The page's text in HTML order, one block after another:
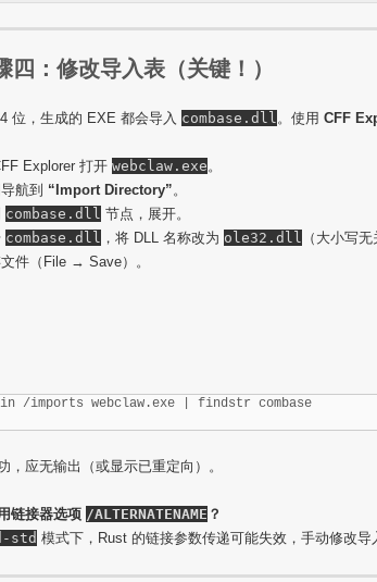
：修改导入表（关键！）
位，生成的 EXE 都会导入 combase.dll。使用 CFF
Explorer 打开 webclaw.exe。
航到 “Import Directory”。
combase.dll 节点，展开。
combase.dll ，将 DLL 名称改为 ole32.dll （大小写无
件（File → Save）。
/imports webclaw.exe | findstr combase
，应无输出（或显示已重定向）。
链接器选项 /ALTERNATENAME ？
std 模式下，Rust 的链接参数传递可能失效，手动修改导